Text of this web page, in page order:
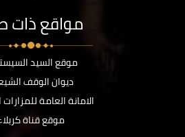
مواقع ذات
موقع السيد
ديوان الوقف
الامانة العامة
موقع قناة